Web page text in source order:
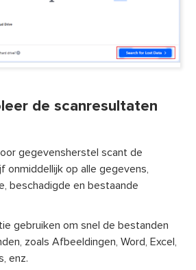
de scanresultaten
gegevensherstel scant de
onmiddellijk op alle gegevens,
beschadigde en bestaande
gebruiken om snel de bestanden
zoals Afbeeldingen, Word, Excel,
enz.